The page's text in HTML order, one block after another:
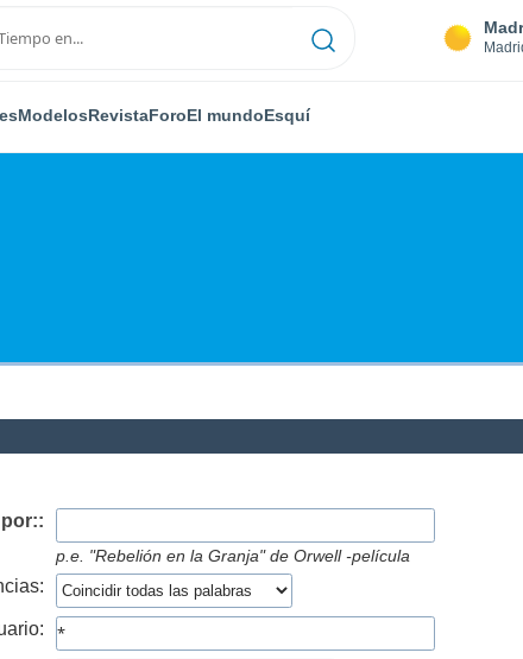
ModelosRevistaForoEl mundoEsquí
p.e. "Rebelión en la Granja" de Orwell -película